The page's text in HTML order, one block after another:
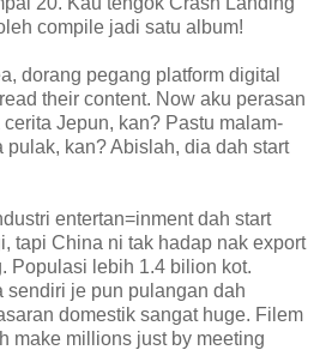
compile jadi satu album!
dorang pegang platform digital
their content. Now aku perasan
Jepun, kan? Pastu malam-
pulak, kan? Abislah, dia dah start
entertan=inment dah start
tapi China ni tak hadap nak export
Populasi lebih 1.4 bilion kot.
sendiri je pun pulangan dah
domestik sangat huge. Filem
make millions just by meeting